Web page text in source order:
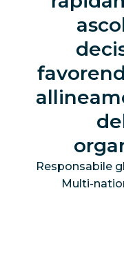
Responsabile
Multi-